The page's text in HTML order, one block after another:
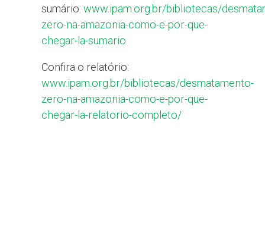
sumário: www.ipam.org.br/bibliotecas/
zero-na-amazonia-como-e-por-que-
chegar-la-sumario
Confira o relatório:
www.ipam.org.br/bibliotecas/desmatamento-
zero-na-amazonia-como-e-por-que-
chegar-la-relatorio-completo/